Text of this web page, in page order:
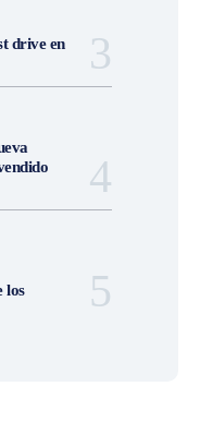
drive en
los